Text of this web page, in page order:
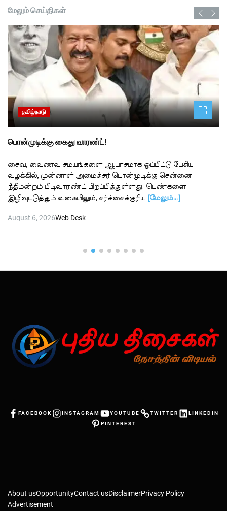
மேலும் செய்திகள்
தமிழ்நாடு
பொன்முடிக்கு கைது வாரண்ட்!
சைவ, வைணவ சமயங்களை ஆபாசமாக ஒப்பிட்டு பேசிய
வழக்கில், முன்னாள் அமைச்சர் பொன்முடிக்கு சென்னை
நீதிமன்றம் பிடிவாரண்ட் பிறப்பித்துள்ளது. பெண்களை
இழிவுபடுத்தும் வகையிலும், சர்ச்சைக்குரிய
[மேலும்…]
August 6, 2026Web Desk
FACEBOOK INSTAGRAM YOUTUBE TWITTER
LINKEDIN
PINTEREST
About usOpportunityContact usDisclaimerPrivacy Policy
Advertisement